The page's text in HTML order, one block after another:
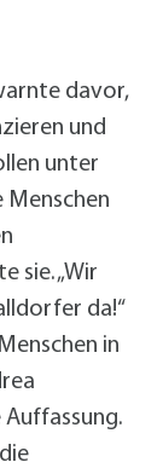
davor,
und
unter
sie. „Wir
da!“
in